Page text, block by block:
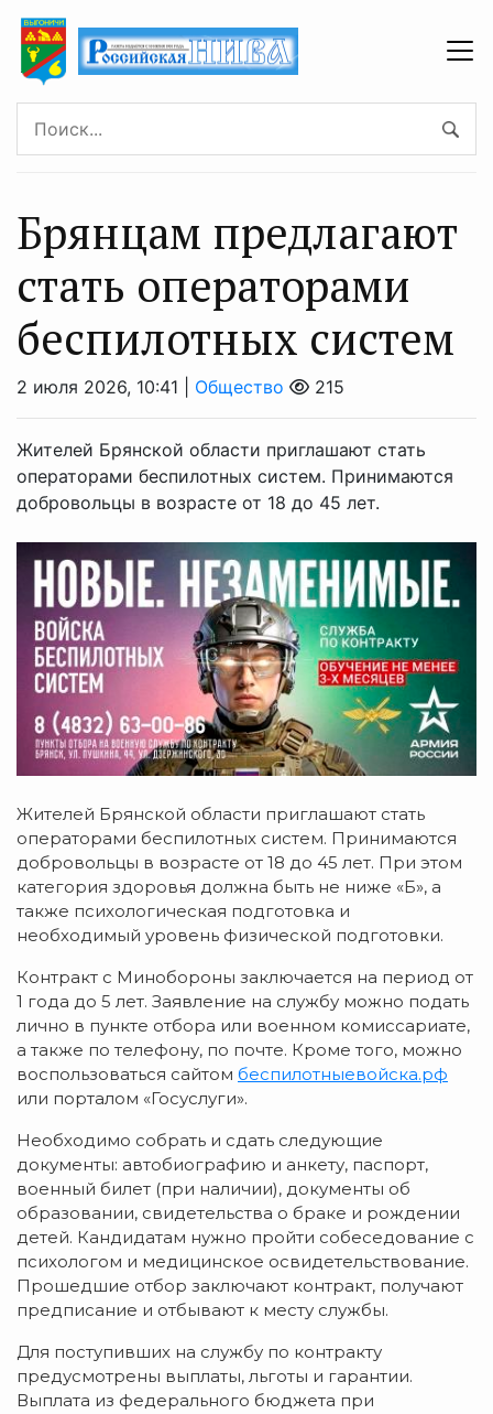
Брянцaм предлагают
стaть оперaторaми
бeспилотных систeм
2 июля 2026, 10:41 | Общество 215
Жителей Брянской области приглашают стать
операторами беспилотных систем. Принимаются
добровольцы в возрасте от 18 до 45 лет.
Жителей Брянской области приглашают стать
операторами беспилотных систем. Принимаются
добровольцы в возрасте от 18 до 45 лет. При этом
категория здоровья должна быть не ниже «Б», а
также психологическая подготовка и
необходимый уровень физической подготовки.
Контракт с Минобороны заключается на период от
1 года до 5 лет. Заявление на службу можно подать
лично в пункте отбора или военном комиссариате,
а также по телефону, по почте. Кроме того, можно
воспользоваться сайтом беспилотныевойска.рф
или порталом «Госуслуги».
Необходимо собрать и сдать следующие
документы: автобиографию и анкету, паспорт,
военный билет (при наличии), документы об
образовании, свидетельства о браке и рождении
детей. Кандидатам нужно пройти собеседование с
психологом и медицинское освидетельствование.
Прошедшие отбор заключают контракт, получают
предписание и отбывают к месту службы.
Для поступивших на службу по контракту
предусмотрены выплаты, льготы и гарантии.
Выплата из федерального бюджета при